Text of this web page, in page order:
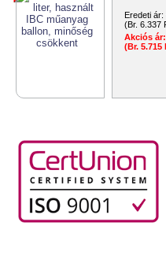
Eredeti ár:
(Br. 6.337
Akciós ár:
(Br. 5.715